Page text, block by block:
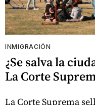
INMIGRACIÓN
¿Se salva la
La Corte
La Corte Suprema